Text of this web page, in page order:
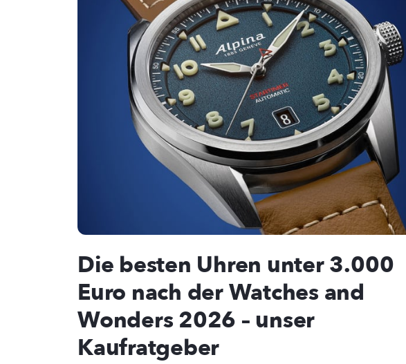
Die besten Uhren unter 3.000
Euro nach der Watches and
Wonders 2026 – unser
Kaufratgeber